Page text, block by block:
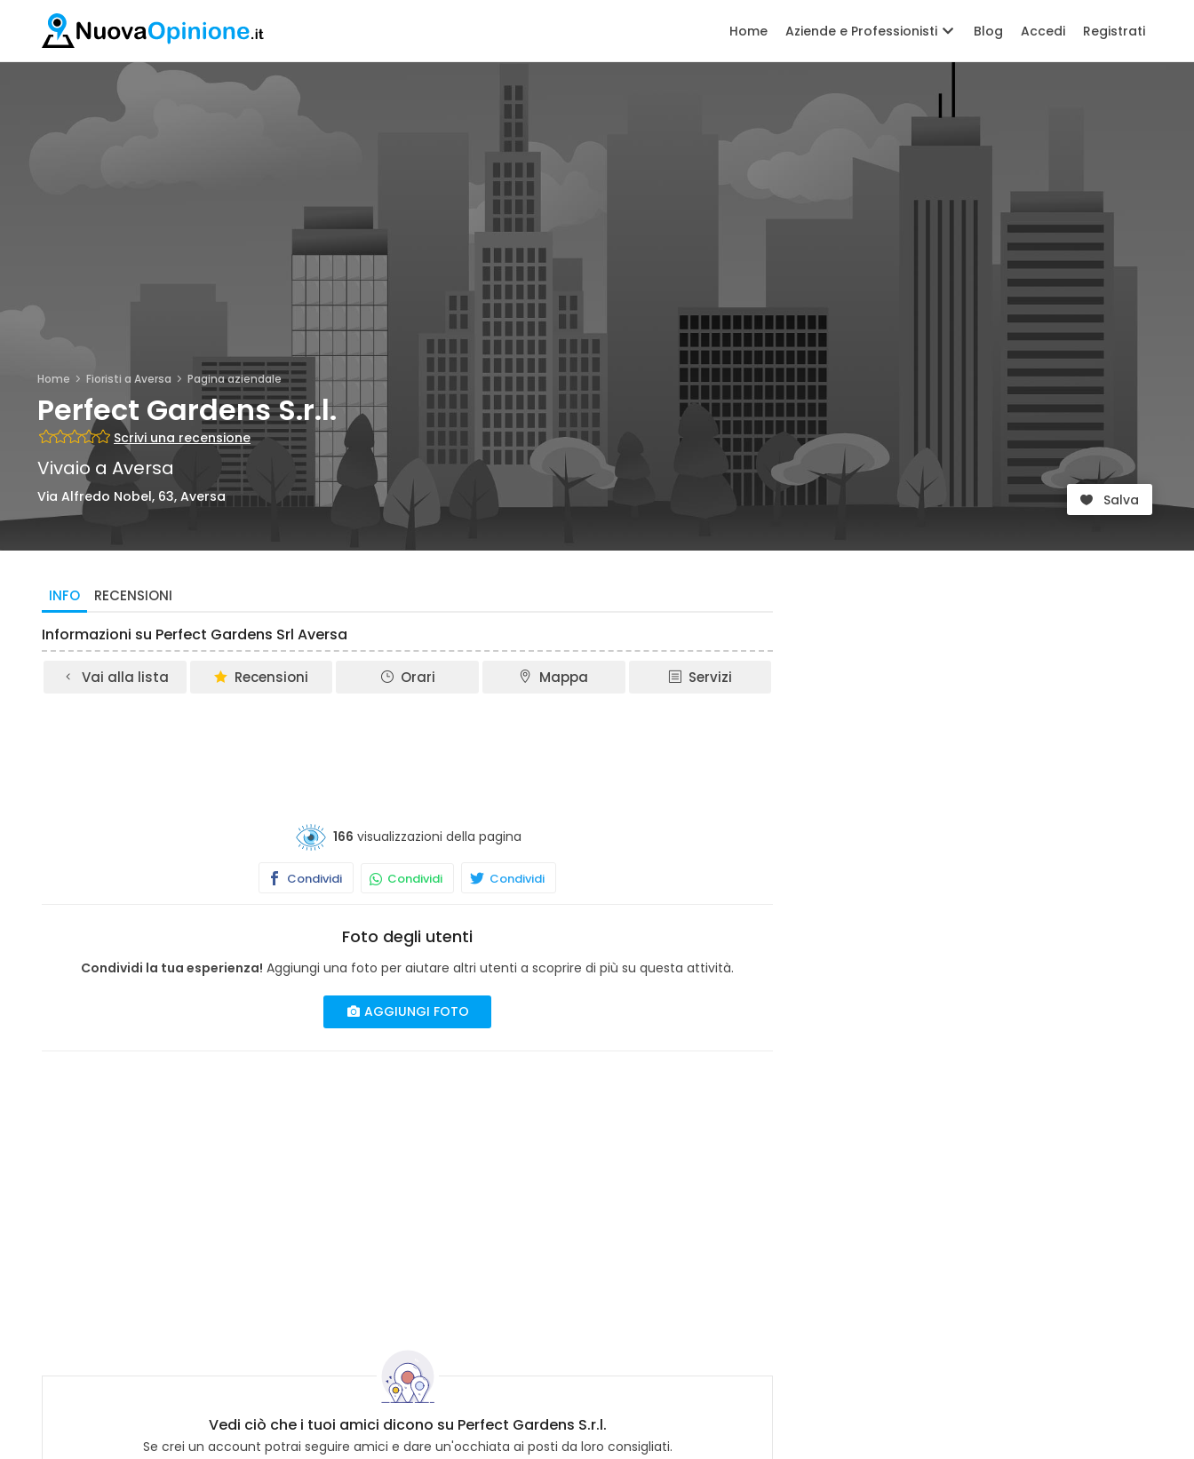
Home Aziende e Professionisti Blog Accedi Registrati
Home Fioristi a Aversa Pagina aziendale
Perfect Gardens S.r.l.
Scrivi una recensione
Vivaio a Aversa
Via Alfredo Nobel, 63, Aversa Salva
INFO RECENSIONI
Informazioni su Perfect Gardens Srl Aversa
Vai alla lista Recensioni Orari Mappa Servizi
166 visualizzazioni della pagina
Condividi Condividi Condividi
Foto degli utenti
Condividi la tua esperienza! Aggiungi una foto per aiutare altri utenti a scoprire di più su questa attività.
AGGIUNGI FOTO
Vedi ciò che i tuoi amici dicono su Perfect Gardens S.r.l.
Se crei un account potrai seguire amici e dare un'occhiata ai posti da loro consigliati.